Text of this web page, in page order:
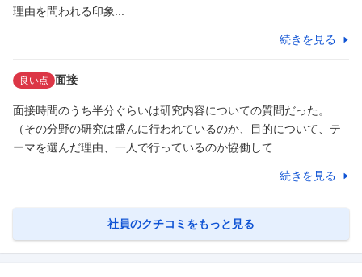
理由を問われる印象...
続きを見る
良い点 面接
面接時間のうち半分ぐらいは研究内容についての質問だった。
（その分野の研究は盛んに行われているのか、目的について、テ
ーマを選んだ理由、一人で行っているのか協働して...
続きを見る
社員のクチコミをもっと見る